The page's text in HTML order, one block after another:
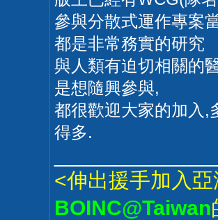
參與分散式運作專案
都是非常務實的研究
與人類有迫切相關的
是想隨興參與,
都很歡迎大家的加入,
得多.
<伸出援手加入
BOINC@Taiwan